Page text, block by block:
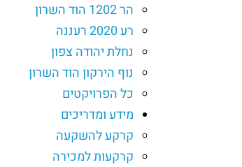
הר 1202 הוד השרון
רע 2020 רעננה
נחלת יהודה צפון
נוף הירקון הוד השרון
כל הפרויקטים
מידע ומדריכים
קרקע להשקעה
קרקעות למכירה